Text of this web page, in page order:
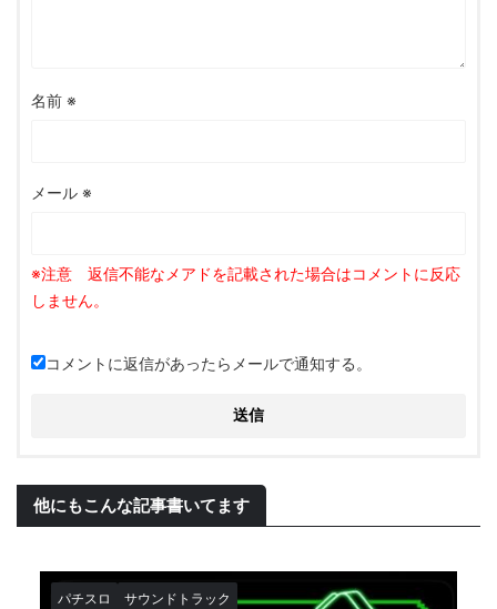
名前 ※
メール ※
コメントに返信があったらメールで通知する。
他にもこんな記事書いてます
パチスロ サウンドトラック